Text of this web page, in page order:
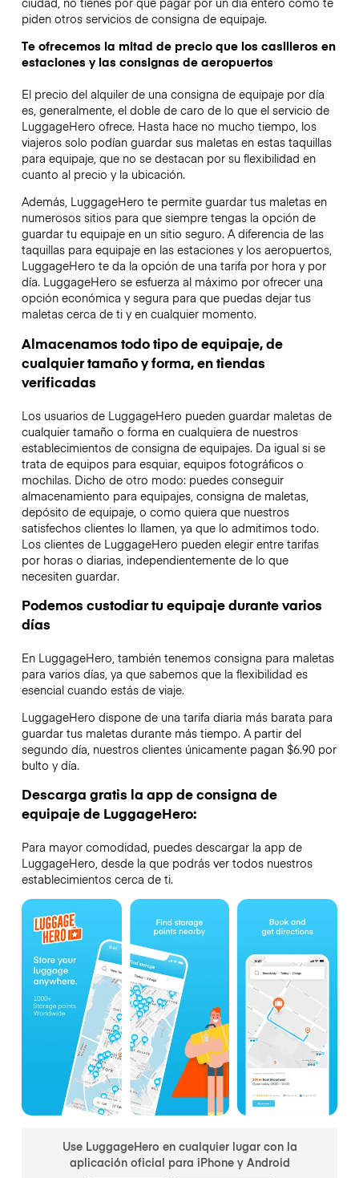
piden otros servicios de consigna de equipaje.
Te ofrecemos la mitad de precio que los casilleros en
estaciones y las consignas de aeropuertos
El precio del alquiler de una consigna de equipaje por día
es, generalmente, el doble de caro de lo que el servicio de
LuggageHero ofrece. Hasta hace no mucho tiempo, los
viajeros solo podían guardar sus maletas en estas taquillas
para equipaje, que no se destacan por su flexibilidad en
cuanto al precio y la ubicación.
Además, LuggageHero te permite guardar tus maletas en
numerosos sitios para que siempre tengas la opción de
guardar tu equipaje en un sitio seguro. A diferencia de las
taquillas para equipaje en las estaciones y los aeropuertos,
LuggageHero te da la opción de una tarifa por hora y por
día. LuggageHero se esfuerza al máximo por ofrecer una
opción económica y segura para que puedas dejar tus
maletas cerca de ti y en cualquier momento.
Almacenamos todo tipo de equipaje, de
cualquier tamaño y forma, en tiendas
verificadas
Los usuarios de LuggageHero pueden guardar maletas de
cualquier tamaño o forma en cualquiera de nuestros
establecimientos de consigna de equipajes. Da igual si se
trata de equipos para esquiar, equipos fotográficos o
mochilas. Dicho de otro modo: puedes conseguir
almacenamiento para equipajes, consigna de maletas,
depósito de equipaje, o como quiera que nuestros
satisfechos clientes lo llamen, ya que lo admitimos todo.
Los clientes de LuggageHero pueden elegir entre tarifas
por horas o diarias, independientemente de lo que
necesiten guardar.
Podemos custodiar tu equipaje durante varios
días
En LuggageHero, también tenemos consigna para maletas
para varios días, ya que sabemos que la flexibilidad es
esencial cuando estás de viaje.
LuggageHero dispone de una tarifa diaria más barata para
guardar tus maletas durante más tiempo. A partir del
segundo día, nuestros clientes únicamente pagan $6.90 por
bulto y día.
Descarga gratis la app de consigna de
equipaje de LuggageHero:
Para mayor comodidad, puedes descargar la app de
LuggageHero, desde la que podrás ver todos nuestros
establecimientos cerca de ti.
Use LuggageHero en cualquier lugar con la
aplicación oficial para iPhone y Android